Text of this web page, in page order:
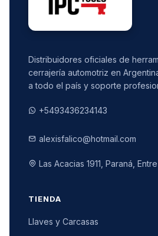
Distribuidores oficiales de
cerrajería automotriz en
a todo el país y soporte
+5493436234143
alexisfalico@hotmail.com
Las Acacias 1911, Paraná,
TIENDA
Llaves y Carcasas